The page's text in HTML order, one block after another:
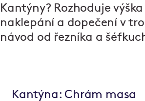
Kantýny? Rozhoduje
naklepání a dopečení v
návod od řezníka a
Kantýna: Chrám masa